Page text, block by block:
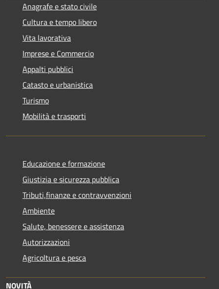
Anagrafe e stato civile
Cultura e tempo libero
Vita lavorativa
Imprese e Commercio
Appalti pubblici
Catasto e urbanistica
Turismo
Mobilità e trasporti
Educazione e formazione
Giustizia e sicurezza pubblica
Tributi,finanze e contravvenzioni
Ambiente
Salute, benessere e assistenza
Autorizzazioni
Agricoltura e pesca
NOVITÀ